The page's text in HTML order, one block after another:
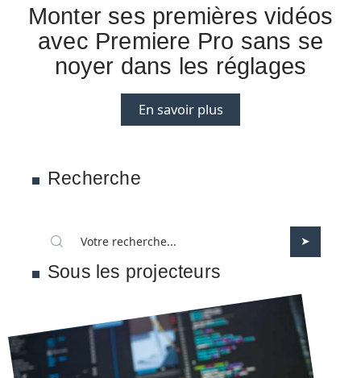
Monter ses premières vidéos
avec Premiere Pro sans se
noyer dans les réglages
En savoir plus
Recherche
Sous les projecteurs